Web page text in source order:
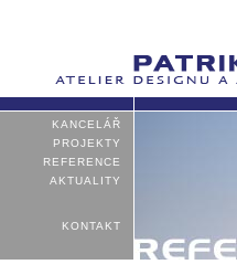
KANCELÁŘ
PROJEKTY
REFERENCE
AKTUALITY
KONTAKT